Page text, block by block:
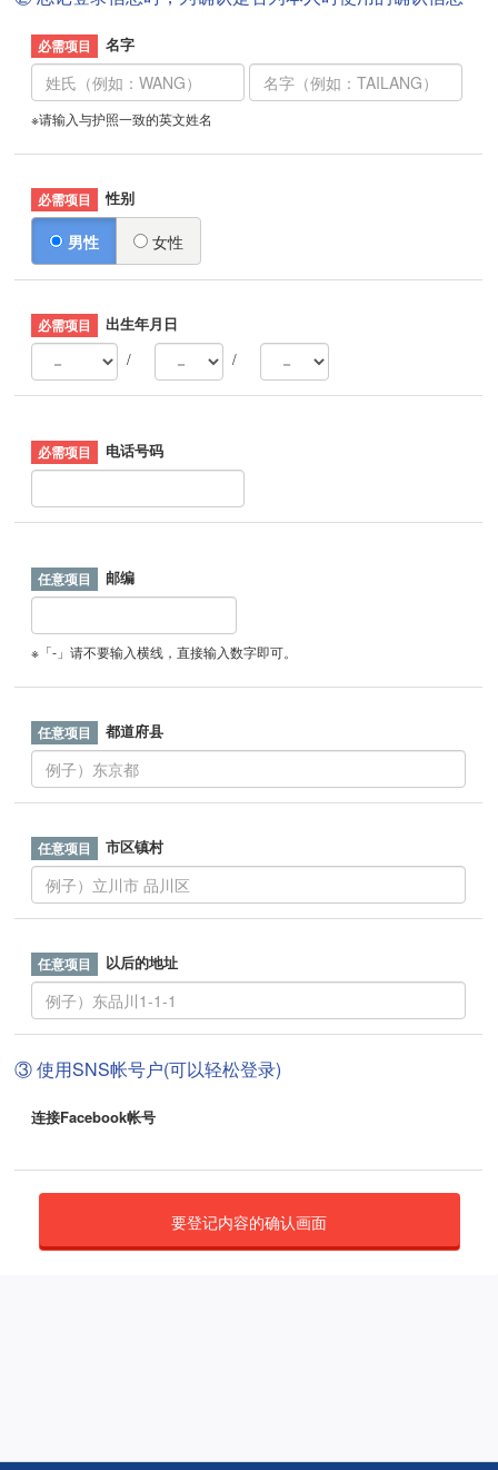
名字
※请输入与护照一致的英文姓名
性别
男性 女性
出生年月日
/
/
电话号码
邮编
※「-」请不要输入横线，直接输入数字即可。
都道府县
市区镇村
以后的地址
③ 使用SNS帐号户(可以轻松登录)
连接Facebook帐号